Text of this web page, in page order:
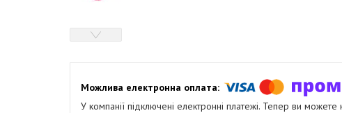
У компанії підключені електронні платежі. Тепер ви